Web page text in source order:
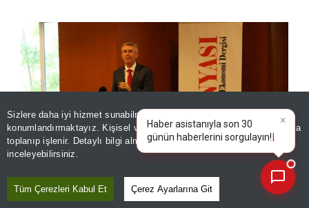
Sizlere daha iyi hizmet sunabilmek adına sitemizde
konumlandırmaktayız. Kişisel verileriniz, KVKK ve GDPR kapsamında
toplanıp işlenir. Detaylı bilgi almak için Aydınlatma Metnimizi
inceleyebilirsiniz.
Tüm Çerezleri Kabul Et Çerez Ayarlarına Git
Bodrum Kaymakamı Ali Sırmalı, Bodrum’un sadece deniz, kum
ve güneş turizmiyle anılmaması gerektiğini belirtti.
Haber asistanıyla son 30